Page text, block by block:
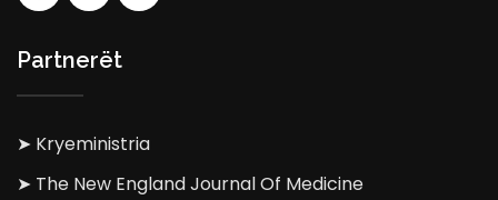
Partnerët
➤ Kryeministria
➤ The New England Journal Of Medicine